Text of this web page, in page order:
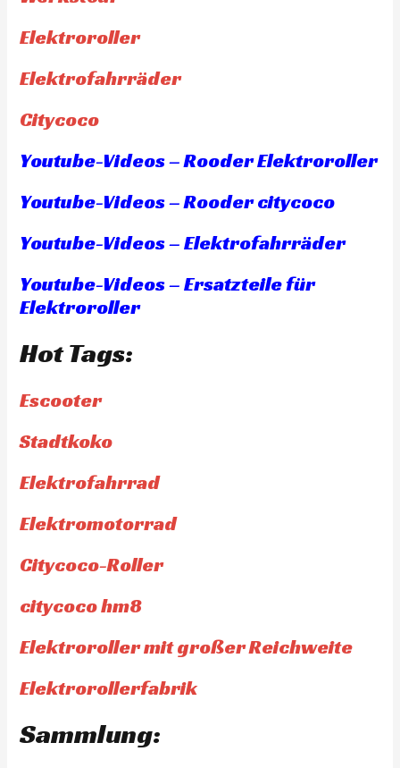
Elektroroller
Elektrofahrräder
Citycoco
Youtube-Videos – Rooder Elektroroller
Youtube-Videos – Rooder citycoco
Youtube-Videos – Elektrofahrräder
Youtube-Videos – Ersatzteile für
Elektroroller
Hot Tags:
Escooter
Stadtkoko
Elektrofahrrad
Elektromotorrad
Citycoco-Roller
citycoco hm8
Elektroroller mit großer Reichweite
Elektrorollerfabrik
Sammlung: